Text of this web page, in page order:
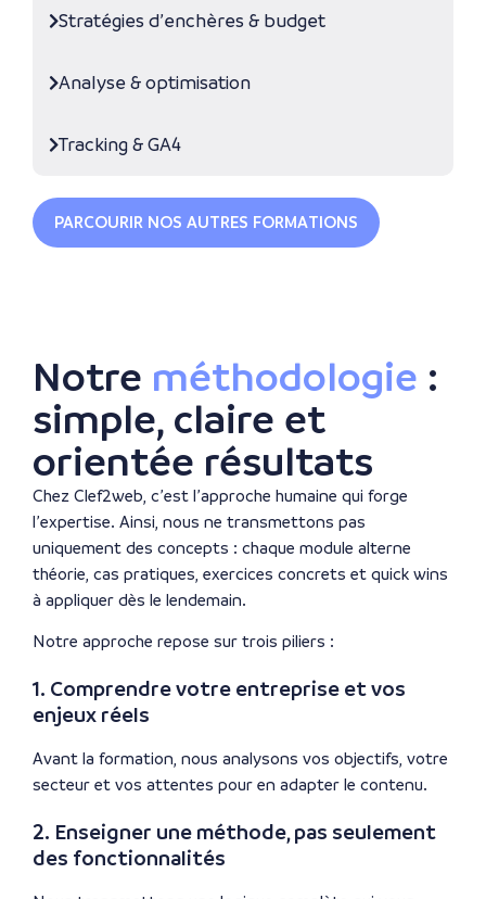
Stratégies d’enchères & budget
Analyse & optimisation
Tracking & GA4
PARCOURIR NOS AUTRES FORMATIONS
Notre méthodologie :
simple, claire et
orientée résultats
Chez Clef2web, c’est l’approche humaine qui forge
l’expertise. Ainsi, nous ne transmettons pas
uniquement des concepts : chaque module alterne
théorie, cas pratiques, exercices concrets et quick wins
à appliquer dès le lendemain.
Notre approche repose sur trois piliers :
1. Comprendre votre entreprise et vos
enjeux réels
Avant la formation, nous analysons vos objectifs, votre
secteur et vos attentes pour en adapter le contenu.
2. Enseigner une méthode, pas seulement
des fonctionnalités